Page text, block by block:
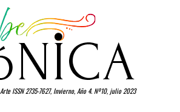
ISSN 2735-7627, Invierno, Año 4. Nº10, julio 2023